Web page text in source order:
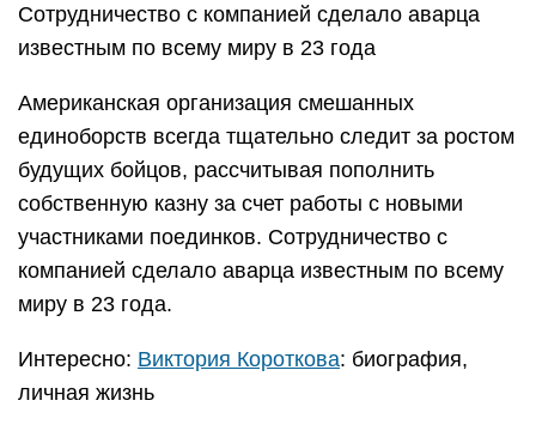
Сотрудничество с компанией сделало аварца
известным по всему миру в 23 года
Американская организация смешанных
единоборств всегда тщательно следит за ростом
будущих бойцов, рассчитывая пополнить
собственную казну за счет работы с новыми
участниками поединков. Сотрудничество с
компанией сделало аварца известным по всему
миру в 23 года.
Интересно: Виктория Короткова: биография,
личная жизнь